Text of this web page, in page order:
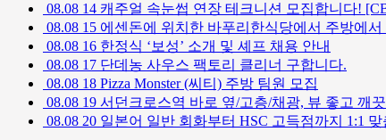
08.08 14 캐주얼 속눈썹 연장 테크니션 모집합니다!
08.08 15 에센돈에 위치한 바푸리한식당에서 주방에
08.08 16 한정식 ‘보성’ 소개 및 셰프 채용 안내
08.08 17 단데농 사우스 팩토리 클리너 구합니다.
08.08 18 Pizza Monster (씨티) 주방 팀원 모집
08.08 19 서던크로스역 바로 옆/고층/채광, 뷰 좋고 깨
08.08 20 일본어 일반 회화부터 HSC 고득점까지 1:1 맞